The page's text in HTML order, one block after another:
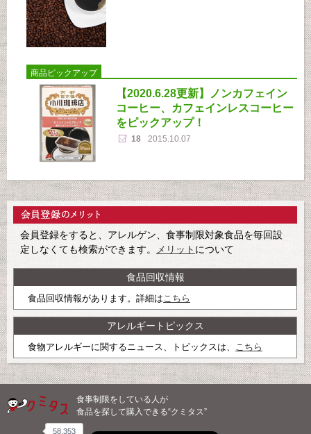
商品ピックアップ
【2020.6.28更新】ノンカフェイン
コーヒー、カフェインレスコーヒー
をピックアップ！
18 2015.10.07
会員登録をすると、アレルゲン、食事制限対象食品を毎回設
定しなくても検索ができます。
メリット について
食品回収情報
食品回収情報があります。詳細はこちら
アレルギートピックス
食物アレルギーに関するニュース、トピックスは、 こちら
食事制限をしている人が
食品を探して購入できる“クミタス”
58,353